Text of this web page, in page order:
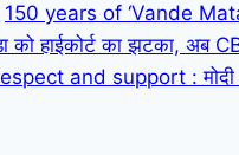
150 years of ‘Vande
हाईकोर्ट का झटका, अब
and support : मोदी का